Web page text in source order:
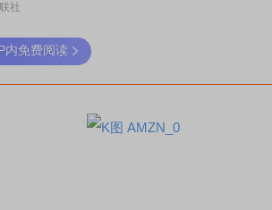
社
内免费阅读
稀土板块领涨